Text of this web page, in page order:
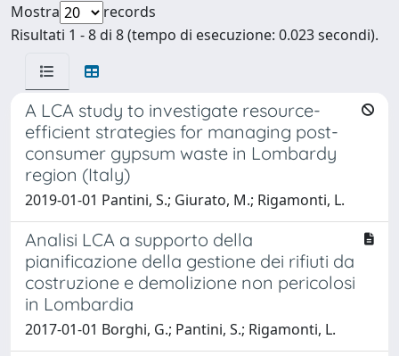
Mostra
records
Risultati 1 - 8 di 8 (tempo di esecuzione: 0.023 secondi).
A LCA study to investigate resource-
efficient strategies for managing post-
consumer gypsum waste in Lombardy
region (Italy)
2019-01-01 Pantini, S.; Giurato, M.; Rigamonti, L.
Analisi LCA a supporto della
pianificazione della gestione dei rifiuti da
costruzione e demolizione non pericolosi
in Lombardia
2017-01-01 Borghi, G.; Pantini, S.; Rigamonti, L.